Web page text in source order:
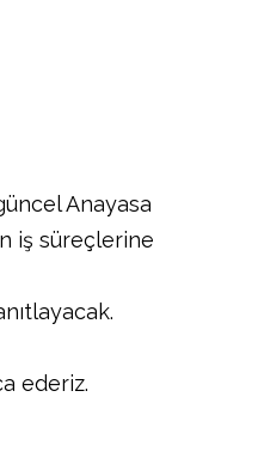
Anayasa
iş süreçlerine
ederiz.